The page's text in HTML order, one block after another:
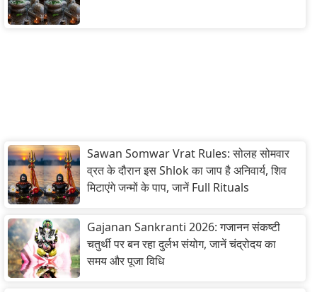
Sawan Somwar Vrat Rules: सोलह सोमवार
व्रत के दौरान इस Shlok का जाप है अनिवार्य, शिव
मिटाएंगे जन्मों के पाप, जानें Full Rituals
Gajanan Sankranti 2026: गजानन संकष्टी
चतुर्थी पर बन रहा दुर्लभ संयोग, जानें चंद्रोदय का
समय और पूजा विधि